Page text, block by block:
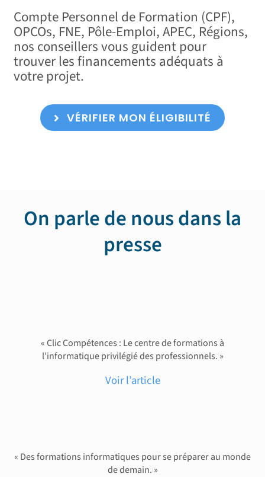
Compte Personnel de Formation (CPF),
OPCOs, FNE, Pôle-Emploi, APEC, Régions,
nos conseillers vous guident pour
trouver les financements adéquats à
votre projet.
VÉRIFIER MON ÉLIGIBILITÉ
On parle de nous dans la
presse
« Clic Compétences : Le centre de formations à
l’informatique privilégié des professionnels. »
Voir l’article
« Des formations informatiques pour se préparer au monde
de demain. »